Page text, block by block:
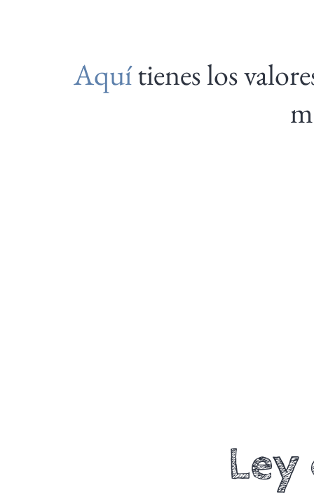
Aquítienes los